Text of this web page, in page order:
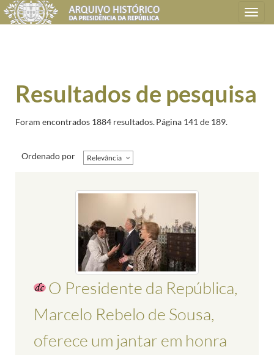
Toggle
navigation
Resultados de pesquisa
Foram encontrados 1884 resultados.Página 141 de 189.
Ordenado por Relevância
O Presidente da República,
Marcelo Rebelo de Sousa,
oferece um jantar em honra